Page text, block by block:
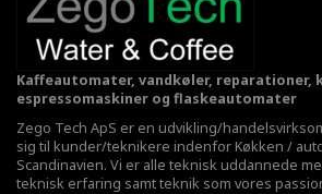
Kaffeautomater, vandkøler, reparationer,
espressomaskiner og flaskeautomater
Zego Tech ApS er en udvikling/
sig til kunder/teknikere indenfor Køkken /
Scandinavien. Vi er alle teknisk uddannede
teknisk erfaring samt teknik som vores